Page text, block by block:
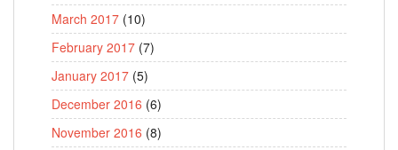
March 2017 (10)
February 2017 (7)
January 2017 (5)
December 2016 (6)
November 2016 (8)